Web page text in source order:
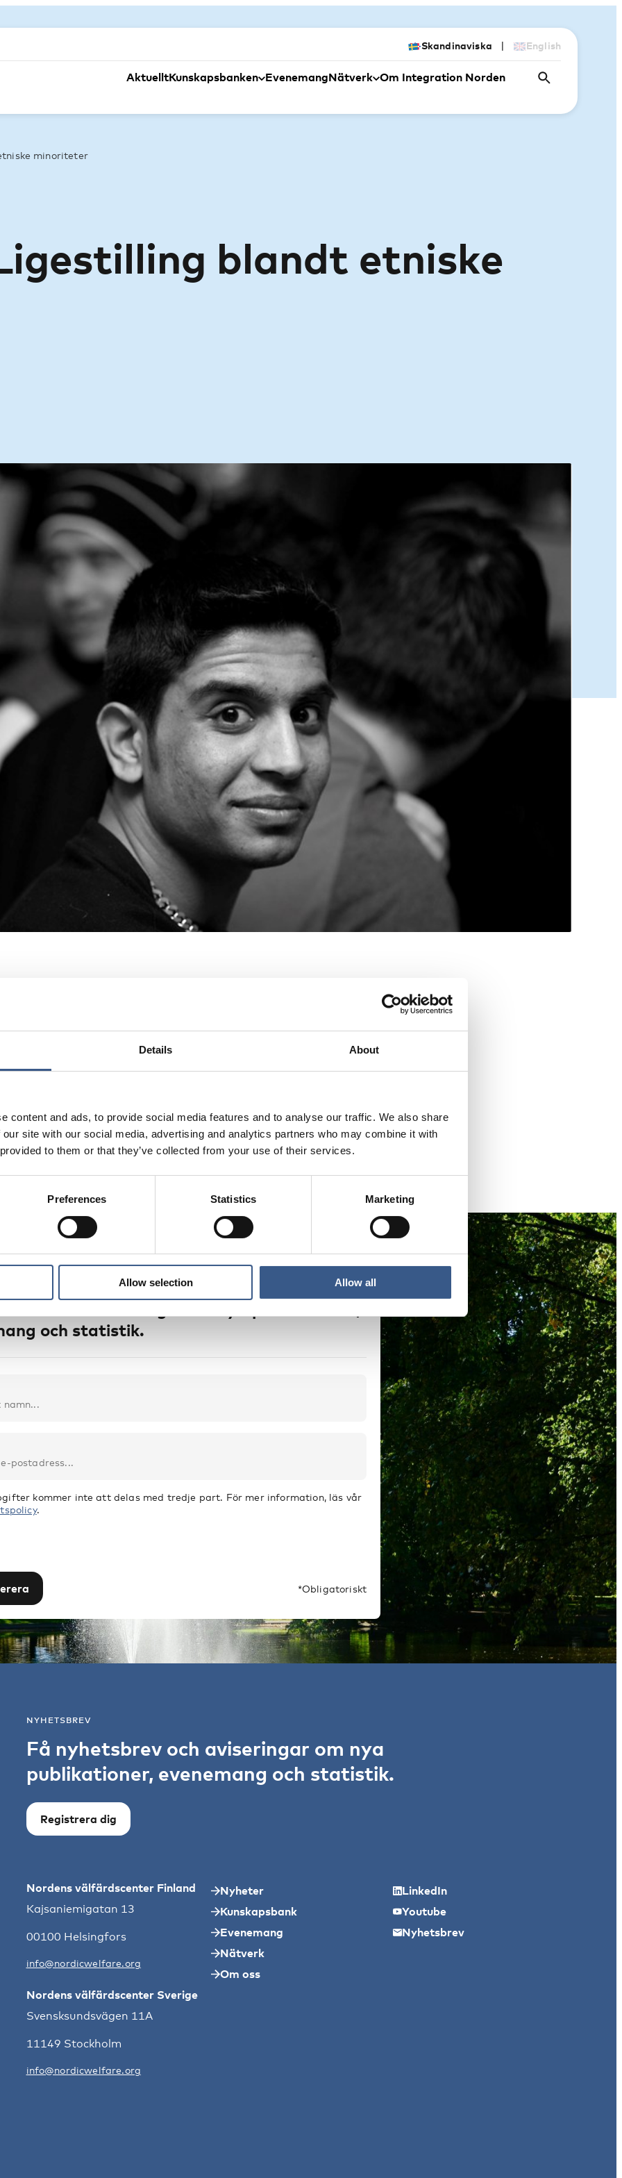
Details About
content and ads, to provide social media features and to analyse our traffic. We also share
site with our social media, advertising and analytics partners who may combine it with
to them or that they’ve collected from your use of their services.
Preferences Statistics Marketing
Allow selection Allow all
Skandinaviska | English
AktuelltKunskapsbanken EvenemangNätverk Om Integration Norden
minoriteter
blandt etniske
følgende spørgsmål til debat:
altid et spørgsmål om social kontrol?
och statistik.
kommer inte att delas med tredje part. För mer information, läs vår
.
*Obligatoriskt
NYHETSBREV
Få nyhetsbrev och aviseringar om nya
publikationer, evenemang och statistik.
Registrera dig
Nordens välfärdscenter Finland
Kajsaniemigatan 13
00100 Helsingfors
info@nordicwelfare.org
Nordens välfärdscenter Sverige
Svensksundsvägen 11A
11149 Stockholm
info@nordicwelfare.org
Nyheter
Kunskapsbank
Evenemang
Nätverk
Om oss
LinkedIn
Youtube
Nyhetsbrev